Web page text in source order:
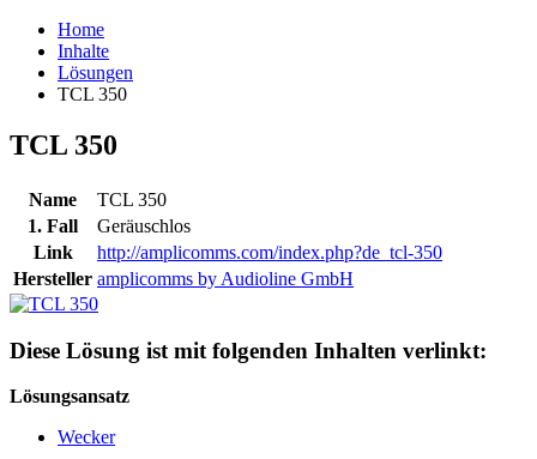
Home
Inhalte
Lösungen
TCL 350
TCL 350
Name
TCL 350
1. Fall
Geräuschlos
Link
http://amplicomms.com/index.php?de_tcl-350
Hersteller amplicomms by Audioline GmbH
Diese Lösung ist mit folgenden Inhalten verlinkt:
Lösungsansatz
Wecker